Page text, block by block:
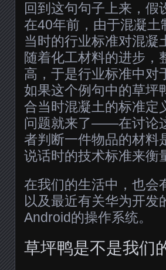
回到这句句子上来，假
在40年前，由于混凝
当时的行业标准对混凝
随着化工材料的进步，
高，于是行业标准中对
如果这个例句中的草坪
合当时混凝土的标准定
问题就来了——在讨论
者判断一件物品的材料
说话时的技术标准来衡
在我们的生活中，也会
以及最近有关华为开发
Android的操作系统。
草坪鸭是不是我们